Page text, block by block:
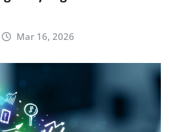
Mar 16, 2026